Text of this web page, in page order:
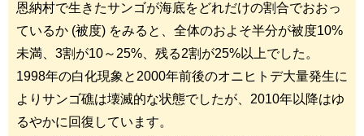
恩納村で生きたサンゴが海底をどれだけの割合でおおっ
ているか (被度) をみると、全体のおよそ半分が被度10%
未満、3割が10～25%、残る2割が25%以上でした。
1998年の白化現象と2000年前後のオニヒトデ大量発生に
よりサンゴ礁は壊滅的な状態でしたが、2010年以降はゆ
るやかに回復しています。